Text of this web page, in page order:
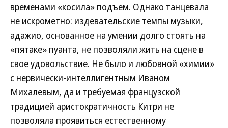
временами «косила» подъем. Однако танцевала
не искрометно: издевательские темпы музыки,
адажио, основанное на умении долго стоять на
«пятаке» пуанта, не позволяли жить на сцене в
свое удовольствие. Не было и любовной «химии»
с нервически-интеллигентным Иваном
Михалевым, да и требуемая французской
традицией аристократичность Китри не
позволяла проявиться естественному